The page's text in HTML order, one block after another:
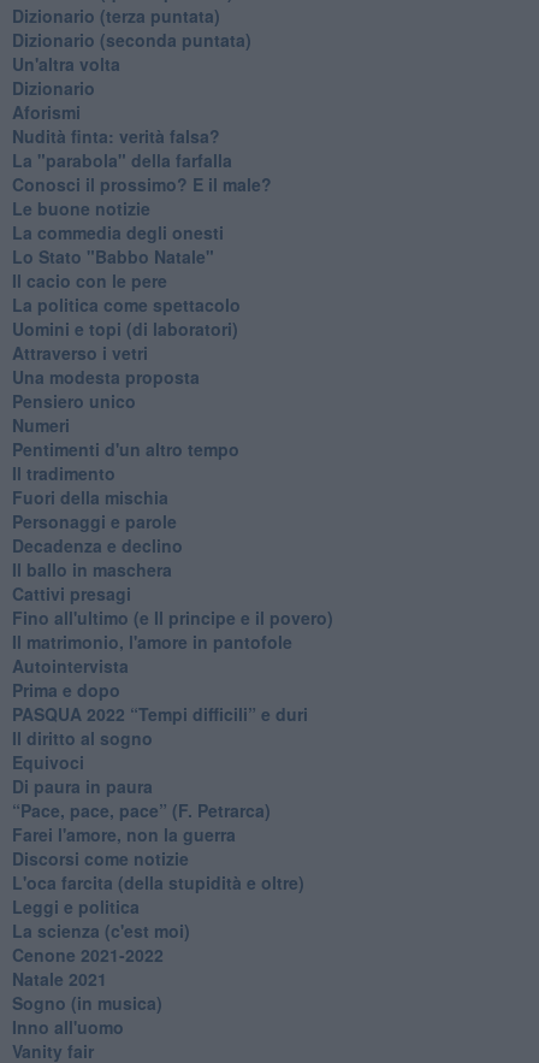
​Dizionario (terza puntata)
​Dizionario (seconda puntata)
Un'altra volta
Dizionario
Aforismi
Nudità finta: verità falsa?
La "parabola" della farfalla
Conosci il prossimo? E il male?
Le buone notizie
La commedia degli onesti
Lo Stato "Babbo Natale"
Il cacio con le pere
La politica come spettacolo
Uomini e topi (di laboratori)
Attraverso i vetri
Una modesta proposta
Pensiero unico
Numeri
Pentimenti d'un altro tempo
Il tradimento
Fuori della mischia
Personaggi e parole
Decadenza e declino
Il ballo in maschera
Cattivi presagi
Fino all'ultimo (e Il principe e il povero)
Il matrimonio, l'amore in pantofole
Autointervista
Prima e dopo
​PASQUA 2022 “Tempi difficili” e duri
Il diritto al sogno
Equivoci
Di paura in paura
​“Pace, pace, pace” (F. Petrarca)
Farei l'amore, non la guerra
Discorsi come notizie
L'oca farcita (della stupidità e oltre)
Leggi e politica
La scienza (c'est moi)
Cenone 2021-2022
Natale 2021
Sogno (in musica)
Inno all'uomo
Vanity fair